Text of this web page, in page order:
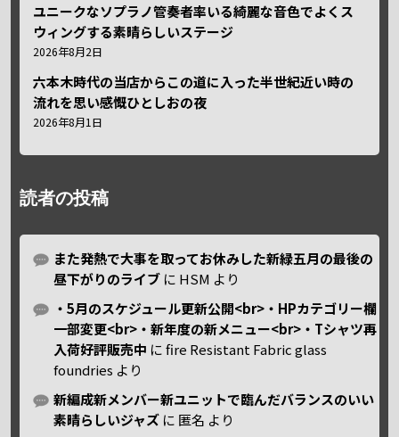
ユニークなソプラノ管奏者率いる綺麗な音色でよくス
ウィングする素晴らしいステージ
2026年8月2日
六本木時代の当店からこの道に入った半世紀近い時の
流れを思い感慨ひとしおの夜
2026年8月1日
読者の投稿
また発熱で大事を取ってお休みした新緑五月の最後の
昼下がりのライブ に HSM より
・5月のスケジュール更新公開<br>・HPカテゴリー欄
一部変更<br>・新年度の新メニュー<br>・Tシャツ再
入荷好評販売中 にfire Resistant Fabric glass
foundries より
新編成新メンバー新ユニットで臨んだバランスのいい
素晴らしいジャズ に 匿名 より